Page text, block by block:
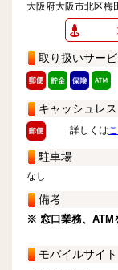
大阪府大阪市北区梅
取り扱いサービ
キャッシュレス
詳しくは
駐車場
なし
備考
※ 窓口業務、ATM
モバイルサイト